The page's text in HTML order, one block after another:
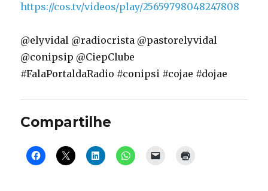
https://cos.tv/videos/play/25659798048247808
@elyvidal @radiocrista @pastorelyvidal
@conipsip @CiepClube
#FalaPortaldaRadio #conipsi #cojae #dojae
Compartilhe